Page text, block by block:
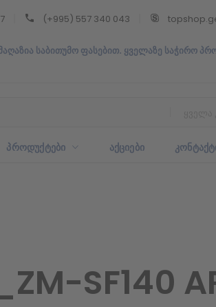
(+995) 557 340 043
საბითუმო ფასებით. ყველაზე საჭირო
ᲞᲠᲝᲓᲣᲥᲢᲔᲑᲘ ᲐᲥᲪᲘᲔᲑᲘ
SF140